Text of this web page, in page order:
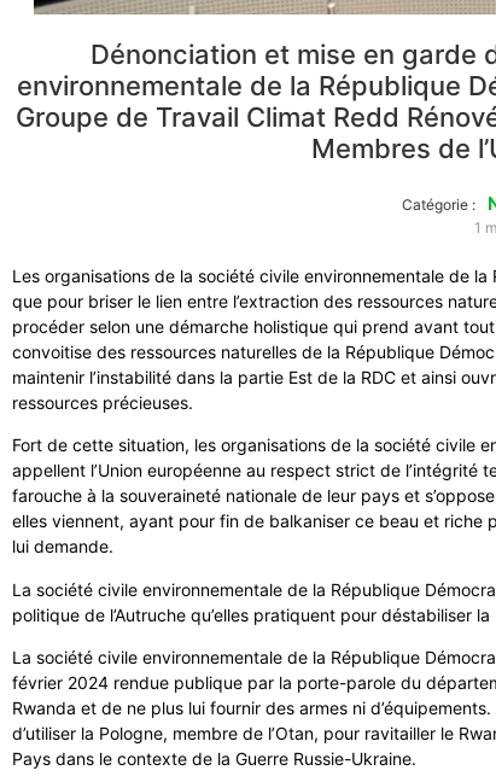
Dénonciation et mise en garde
environnementale de la République
Groupe de Travail Climat Redd
Membres de
Catégorie :
1
Les organisations de la société civile environnementale de
que pour briser le lien entre l’extraction des ressources
procéder selon une démarche holistique qui prend avant
convoitise des ressources naturelles de la République
maintenir l’instabilité dans la partie Est de la RDC et ainsi
ressources précieuses.
Fort de cette situation, les organisations de la société civile
appellent l’Union européenne au respect strict de l’intégrité
farouche à la souveraineté nationale de leur pays et
elles viennent, ayant pour fin de balkaniser ce beau et riche
lui demande.
La société civile environnementale de la République
politique de l’Autruche qu’elles pratiquent pour déstabiliser
La société civile environnementale de la République
février 2024 rendue publique par la porte-parole du
Rwanda et de ne plus lui fournir des armes ni
d’utiliser la Pologne, membre de l’Otan, pour ravitailler le
Pays dans le contexte de la Guerre Russie-Ukraine.